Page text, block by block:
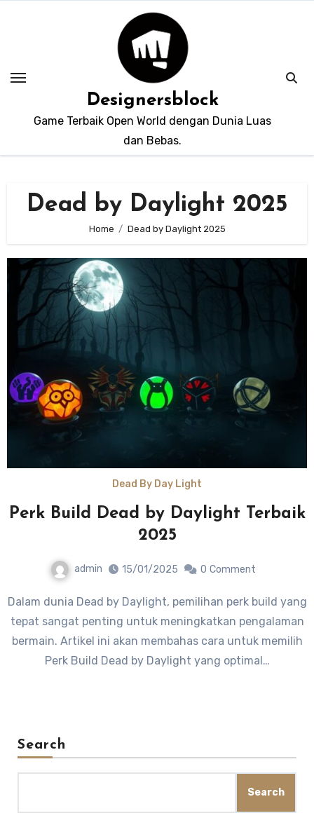
Designersblock
Game Terbaik Open World dengan Dunia Luas
dan Bebas.
Dead by Daylight 2025
Home Dead by Daylight 2025
Dead By Day Light
Perk Build Dead by Daylight Terbaik
2025
admin 15/01/2025 0 Comment
Dalam dunia Dead by Daylight, pemilihan perk build yang
tepat sangat penting untuk meningkatkan pengalaman
bermain. Artikel ini akan membahas cara untuk memilih
Perk Build Dead by Daylight yang optimal…
Search
Search